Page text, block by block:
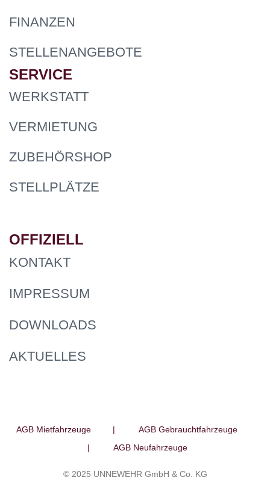
FINANZEN
STELLENANGEBOTE
SERVICE
WERKSTATT
VERMIETUNG
ZUBEHÖRSHOP
STELLPLÄTZE
OFFIZIELL
KONTAKT
IMPRESSUM
DOWNLOADS
AKTUELLES
AGB Mietfahrzeuge| AGB Gebrauchtfahrzeuge
| AGB Neufahrzeuge
© 2025 UNNEWEHR GmbH & Co. KG